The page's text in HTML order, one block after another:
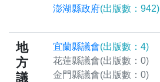
澎湖縣政府(出版數：942)
地
方
議
宜蘭縣議會(出版數：4)
花蓮縣議會(出版數：0)
金門縣議會(出版數：0)